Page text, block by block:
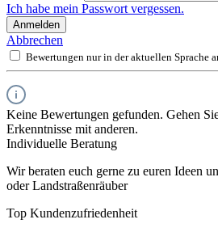
Ich habe mein Passwort vergessen.
Anmelden
Abbrechen
Bewertungen nur in der aktuellen Sprache
Keine Bewertungen gefunden. Gehen
Erkenntnisse mit anderen.
Individuelle Beratung
Wir beraten euch gerne zu euren Ideen
oder Landstraßenräuber
Top Kundenzufriedenheit